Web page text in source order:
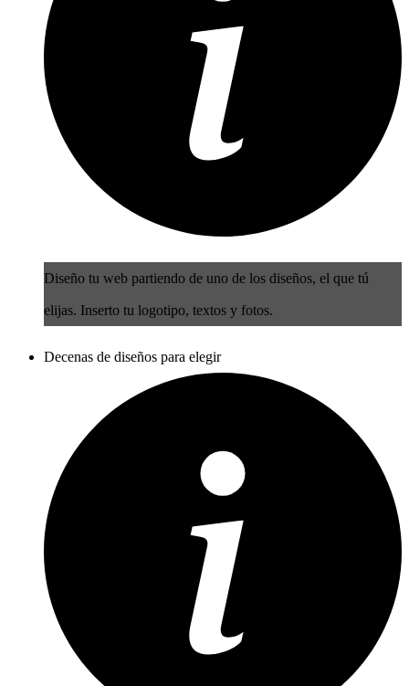
Diseño tu web partiendo de uno de los diseños, el que tú
elijas. Inserto tu logotipo, textos y fotos.
Decenas de diseños para elegir